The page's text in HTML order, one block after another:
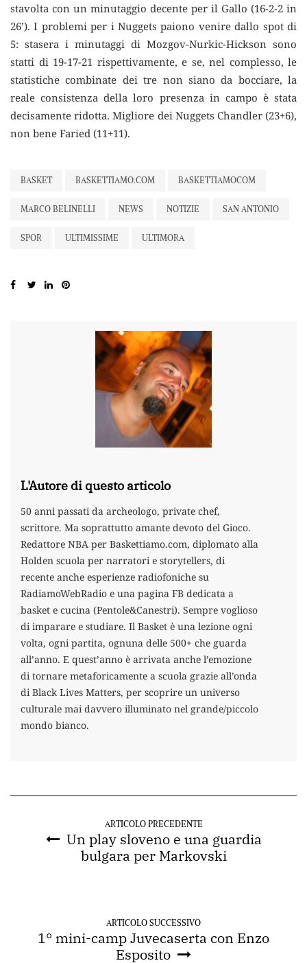
stavolta con un minutaggio decente per il Gallo (16-2-2 in
26’). I problemi per i Nuggets paiono venire dallo spot di
5: stasera i minutaggi di Mozgov-Nurkic-Hickson sono
statti di 19-17-21 rispettivamente, e se, nel complesso, le
statistiche combinate dei tre non siano da bocciare, la
reale consistenza della loro presenza in campo è stata
decisamente ridotta. Migliore dei Nuggets Chandler (23+6),
non bene Faried (11+11).
BASKET BASKETTIAMO.COM BASKETTIAMOCOM
MARCO BELINELLI NEWS NOTIZIE SAN ANTONIO
SPOR ULTIMISSIME ULTIMORA
L'Autore di questo articolo
50 anni passati da archeologo, private chef,
scrittore. Ma soprattutto amante devoto del Gioco.
Redattore NBA per Baskettiamo.com, diplomato alla
Holden scuola per narratori e storytellers, di
recente anche esperienze radiofoniche su
RadiamoWebRadio e una pagina FB dedicata a
basket e cucina (Pentole&Canestri). Sempre voglioso
di imparare e studiare. Il Basket è una lezione ogni
volta, ogni partita, ognuna delle 500+ che guarda
all’anno. E quest’anno è arrivata anche l’emozione
di tornare metaforicamente a scuola grazie all’onda
di Black Lives Matters, per scoprire un universo
culturale mai davvero illuminato nel grande/piccolo
mondo bianco.
ARTICOLO PRECEDENTE
Un play sloveno e una guardia
bulgara per Markovski
ARTICOLO SUCCESSIVO
1° mini-camp Juvecaserta con Enzo
Esposito